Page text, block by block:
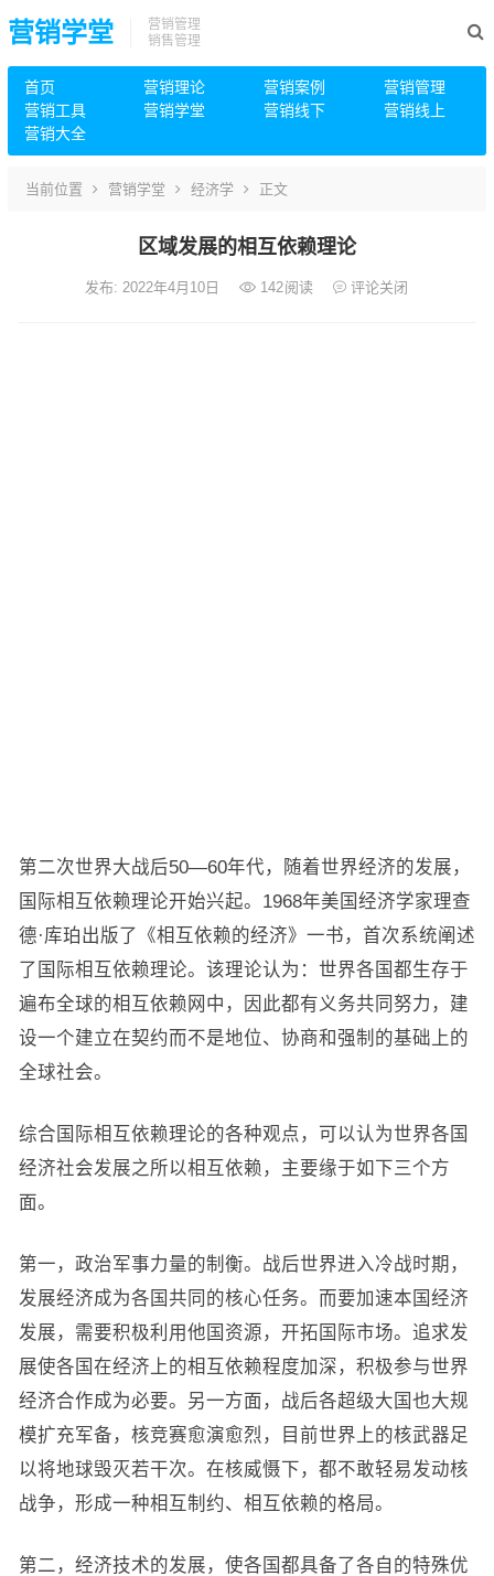
营销学堂
营销管理
销售管理
首页 营销理论 营销案例
营销管理
营销工具
营销学堂 营销线下
营销线上
营销大全
当前位置 营销学堂 经济学 正文
区域发展的相互依赖理论
发布: 2022年4月10日 142阅读 评论关闭
第二次世界大战后50—60年代，随着世界经济的发展，
国际相互依赖理论开始兴起。1968年美国经济学家理查
德·库珀出版了《相互依赖的经济》一书，首次系统阐述
了国际相互依赖理论。该理论认为：世界各国都生存于
遍布全球的相互依赖网中，因此都有义务共同努力，建
设一个建立在契约而不是地位、协商和强制的基础上的
全球社会。
综合国际相互依赖理论的各种观点，可以认为世界各国
经济社会发展之所以相互依赖，主要缘于如下三个方
面。
第一，政治军事力量的制衡。战后世界进入冷战时期，
发展经济成为各国共同的核心任务。而要加速本国经济
发展，需要积极利用他国资源，开拓国际市场。追求发
展使各国在经济上的相互依赖程度加深，积极参与世界
经济合作成为必要。另一方面，战后各超级大国也大规
模扩充军备，核竞赛愈演愈烈，目前世界上的核武器足
以将地球毁灭若干次。在核威慑下，都不敢轻易发动核
战争，形成一种相互制约、相互依赖的格局。
第二，经济技术的发展，使各国都具备了各自的特殊优